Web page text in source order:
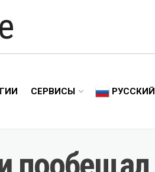
СЕРВИСЫ РУССКИЙ